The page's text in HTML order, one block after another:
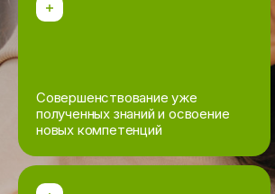
Совершенствование уже
полученных знаний и освоение
новых компетенций